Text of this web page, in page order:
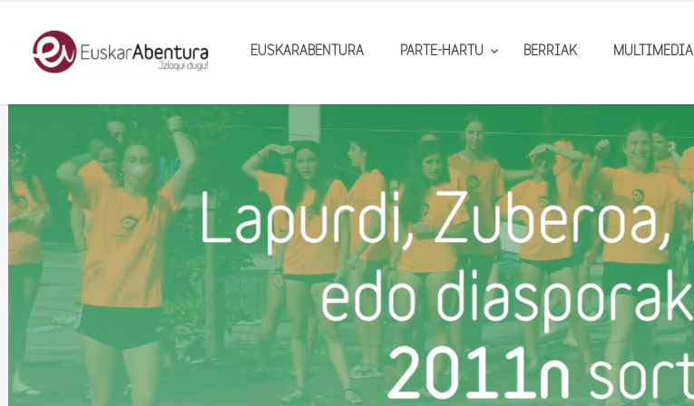
EUSKARABENTURA PARTE-HARTU BERRIAK MULTIMEDIA